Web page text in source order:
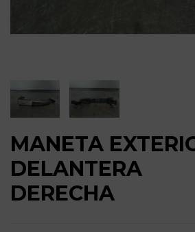
MANETA
DELANTERA
DERECHA